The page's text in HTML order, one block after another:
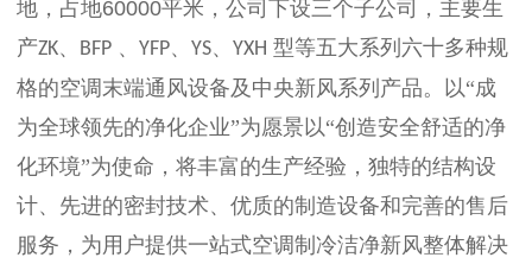
地，占地60000平米，公司下设三个子公司，主要生
产ZK、 BFP 、 YFP、 YS、 YXH 型等五大系列六十多种规
格的空调末端通风设备及中央新风系列产品。以“成
为全球领先的净化企业”为愿景以“创造安全舒适的净
化环境”为使命，将丰富的生产经验，独特的结构设
计、先进的密封技术、优质的制造设备和完善的售后
服务，为用户提供一站式空调制冷洁净新风整体解决